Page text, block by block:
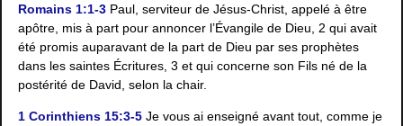
Romains 1:1-3 Paul, serviteur de Jésus-Christ, appelé à être
apôtre, mis à part pour annoncer l’Évangile de Dieu, 2 qui avait
été promis auparavant de la part de Dieu par ses prophètes
dans les saintes Écritures, 3 et qui concerne son Fils né de la
postérité de David, selon la chair.
1 Corinthiens 15:3-5 Je vous ai enseigné avant tout, comme je